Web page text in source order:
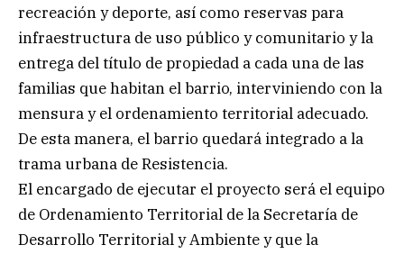
recreación y deporte, así como reservas para
infraestructura de uso público y comunitario y la
entrega del título de propiedad a cada una de las
familias que habitan el barrio, interviniendo con la
mensura y el ordenamiento territorial adecuado.
De esta manera, el barrio quedará integrado a la
trama urbana de Resistencia.
El encargado de ejecutar el proyecto será el equipo
de Ordenamiento Territorial de la Secretaría de
Desarrollo Territorial y Ambiente y que la